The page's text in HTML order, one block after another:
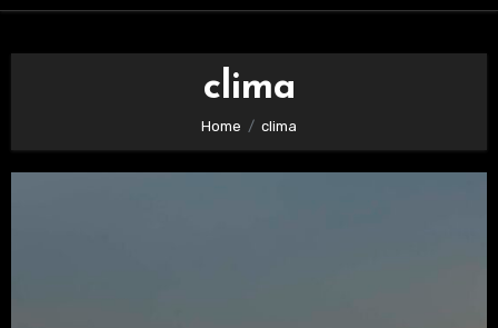
clima
Home clima